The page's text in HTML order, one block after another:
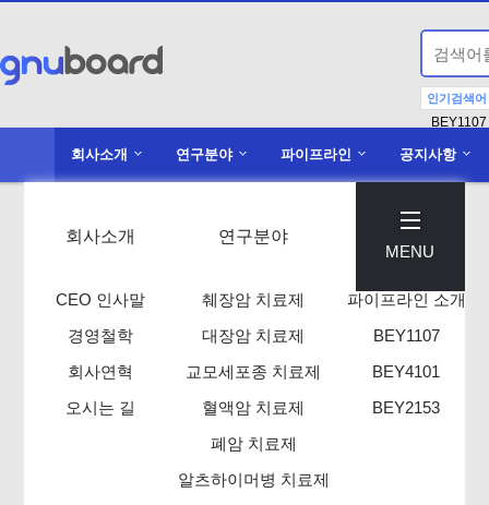
인기검색어
BEY1107
회사소개 연구분야 파이프라인 공지사항
회사소개
CEO 인사말
경영철학
회사연혁
오시는 길
연구분야
췌장암 치료제
대장암 치료제
교모세포종 치료제
혈액암 치료제
폐암 치료제
알츠하이머병 치료제
파이프라인 소개
BEY1107
BEY4101
BEY2153
MENU
채용공고.